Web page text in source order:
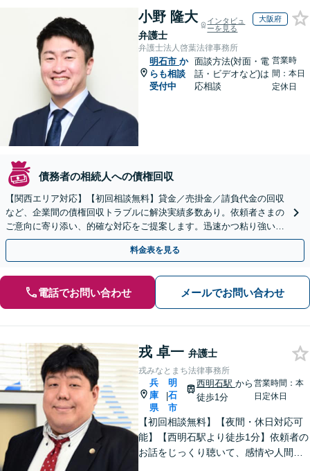
小野 隆大
弁護士
インタビュ
ーを見る
大阪府
弁護士法人啓葉法律事務所
明石市 か
らも相談
受付中
面談方法(対面・電
話・ビデオなど)は
応相談
営業時
間：本日
定休日
債務者の相続人への債権回収
【関西エリア対応】【初回相談無料】貸金／売掛金／請負代金の回収
など、企業間の債権回収トラブルに解決実績多数あり。依頼者さまの
ご意向に寄り添い、的確な対応をご提案します。迅速かつ粘り強い交
渉で、少しでも回収できるよう尽力します【土日祝対応可】
料金表を見る
電話でお問い合わせ メールでお問い合わせ
戎 卓一 弁護士
戎みなとまち法律事務所
兵
庫
県
|
明
石
市
西明石駅 から
徒歩1分
営業時間：本
日定休日
【初回相談無料】【夜間・休日対応可
能】【西明石駅より徒歩1分】依頼者の
お話をじっくり聴いて、感情や人間関